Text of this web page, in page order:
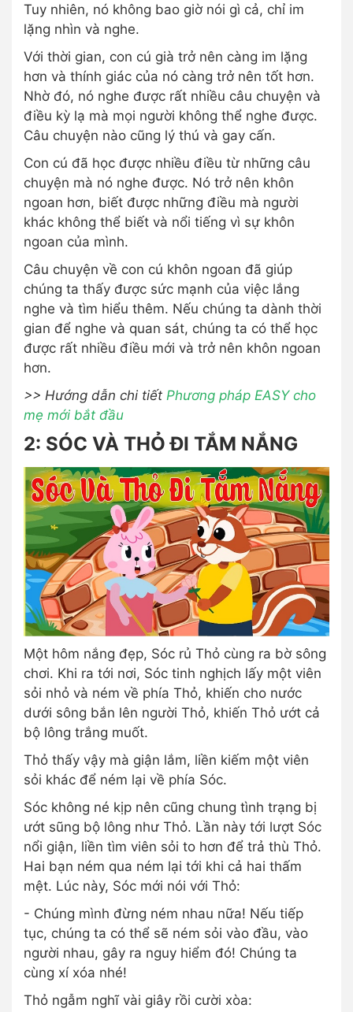
Tuy nhiên, nó không bao giờ nói gì cả, chỉ im
lặng nhìn và nghe.
Với thời gian, con cú già trở nên càng im lặng
hơn và thính giác của nó càng trở nên tốt hơn.
Nhờ đó, nó nghe được rất nhiều câu chuyện và
điều kỳ lạ mà mọi người không thể nghe được.
Câu chuyện nào cũng lý thú và gay cấn.
Con cú đã học được nhiều điều từ những câu
chuyện mà nó nghe được. Nó trở nên khôn
ngoan hơn, biết được những điều mà người
khác không thể biết và nổi tiếng vì sự khôn
ngoan của mình.
Câu chuyện về con cú khôn ngoan đã giúp
chúng ta thấy được sức mạnh của việc lắng
nghe và tìm hiểu thêm. Nếu chúng ta dành thời
gian để nghe và quan sát, chúng ta có thể học
được rất nhiều điều mới và trở nên khôn ngoan
hơn.
>> Hướng dẫn chi tiết Phương pháp EASY cho
mẹ mới bắt đầu
2: SÓC VÀ THỎ ĐI TẮM NẮNG
Một hôm nắng đẹp, Sóc rủ Thỏ cùng ra bờ sông
chơi. Khi ra tới nơi, Sóc tinh nghịch lấy một viên
sỏi nhỏ và ném về phía Thỏ, khiến cho nước
dưới sông bắn lên người Thỏ, khiến Thỏ ướt cả
bộ lông trắng muốt.
Thỏ thấy vậy mà giận lắm, liền kiếm một viên
sỏi khác để ném lại về phía Sóc.
Sóc không né kịp nên cũng chung tình trạng bị
ướt sũng bộ lông như Thỏ. Lần này tới lượt Sóc
nổi giận, liền tìm viên sỏi to hơn để trả thù Thỏ.
Hai bạn ném qua ném lại tới khi cả hai thấm
mệt. Lúc này, Sóc mới nói với Thỏ:
- Chúng mình đừng ném nhau nữa! Nếu tiếp
tục, chúng ta có thể sẽ ném sỏi vào đầu, vào
người nhau, gây ra nguy hiểm đó! Chúng ta
cùng xí xóa nhé!
Thỏ ngẫm nghĩ vài giây rồi cười xòa: